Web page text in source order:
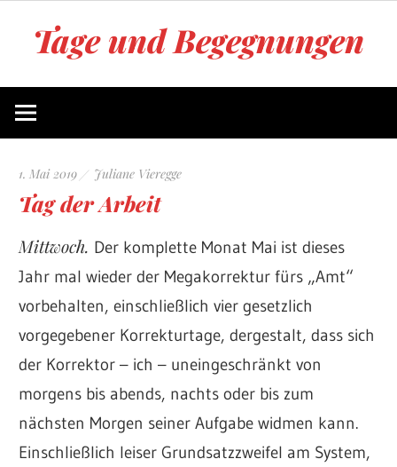
Tage und Begegnungen
von
1. Mai 2019 Juliane Vieregge
Tag der Arbeit
Mittwoch. Der komplette Monat Mai ist dieses
Jahr mal wieder der Megakorrektur fürs „Amt“
vorbehalten, einschließlich vier gesetzlich
vorgegebener Korrekturtage, dergestalt, dass sich
der Korrektor – ich – uneingeschränkt von
morgens bis abends, nachts oder bis zum
nächsten Morgen seiner Aufgabe widmen kann.
Einschließlich leiser Grundsatzzweifel am System,